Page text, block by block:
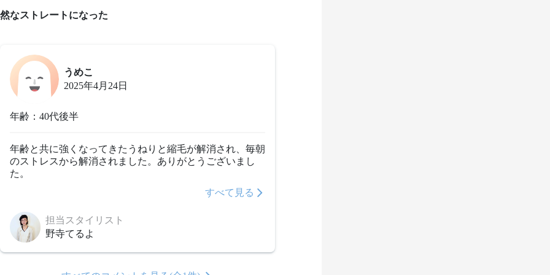
なストレートになった
うめこ
2025年4月24日
年齢：40代後半
年齢と共に強くなってきたうねりと縮毛が解消され、毎朝
のストレスから解消されました。ありがとうございまし
た。
すべて見る
担当スタイリスト
野寺てるよ